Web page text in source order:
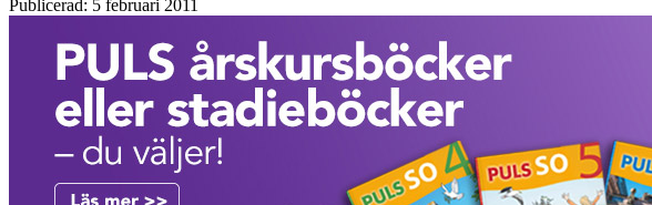
Publicerad: 5 februari 2011